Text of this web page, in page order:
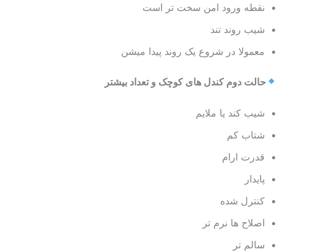
نقطه ورود امن سخت تر است
شیب روند تند
معمولا در شروع یک روند پیدا میشن
حالت دوم کندل های کوچک و تعداد بیشتر
شیب کند یا ملایم
شتاب کم
قدرت ارام
پایدار
کنترل شده
اصلاح ها نرم تر
سالم تر